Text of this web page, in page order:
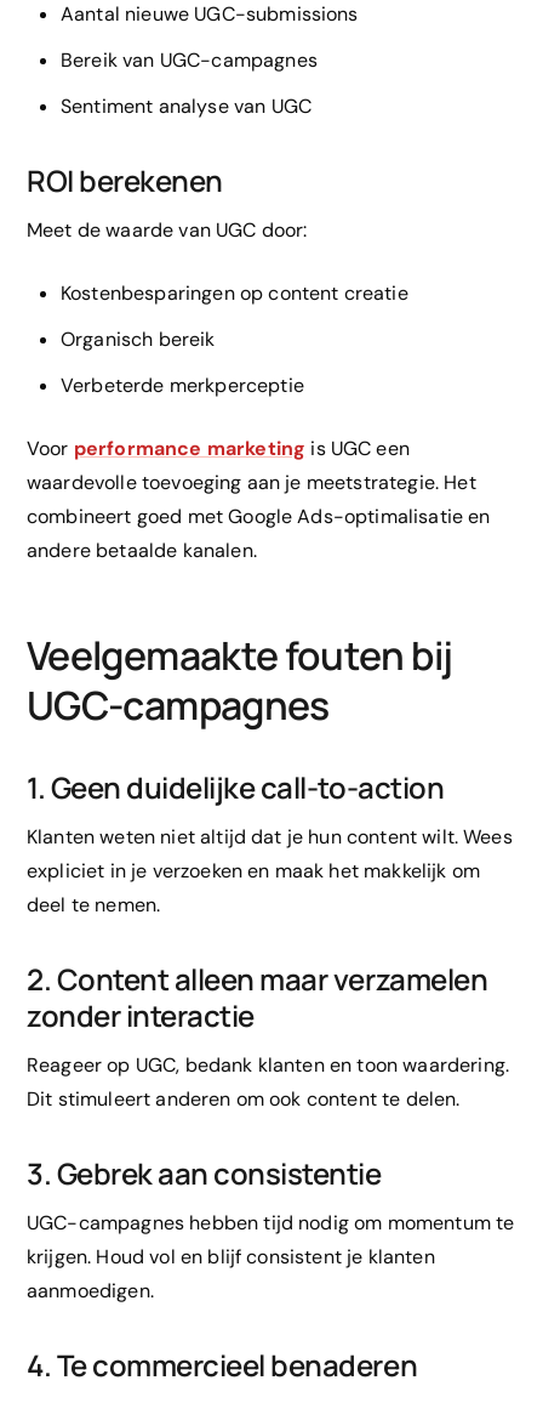
Aantal nieuwe UGC-submissions
Bereik van UGC-campagnes
Sentiment analyse van UGC
ROI berekenen
Meet de waarde van UGC door:
Kostenbesparingen op content creatie
Organisch bereik
Verbeterde merkperceptie
Voor performance marketing is UGC een
waardevolle toevoeging aan je meetstrategie. Het
combineert goed met Google Ads-optimalisatie en
andere betaalde kanalen.
Veelgemaakte fouten bij
UGC-campagnes
1. Geen duidelijke call-to-action
Klanten weten niet altijd dat je hun content wilt. Wees
expliciet in je verzoeken en maak het makkelijk om
deel te nemen.
2. Content alleen maar verzamelen
zonder interactie
Reageer op UGC, bedank klanten en toon waardering.
Dit stimuleert anderen om ook content te delen.
3. Gebrek aan consistentie
UGC-campagnes hebben tijd nodig om momentum te
krijgen. Houd vol en blijf consistent je klanten
aanmoedigen.
4. Te commercieel benaderen